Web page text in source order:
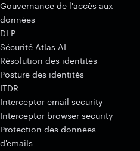
Gouvernance de l'accès aux
données
DLP
Sécurité Atlas AI
Résolution des identités
Posture des identités
ITDR
Interceptor email security
Interceptor browser security
Protection des données
d'emails